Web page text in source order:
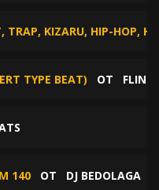
TRAP, KIZARU, HIP-HOP,
TYPE BEAT) ОТ FLINT
140 ОТ DJ BEDOLAGA